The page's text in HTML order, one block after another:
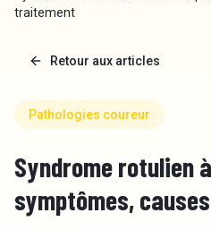
traitement
Retour aux articles
Pathologies coureur
Syndrome rotulien
symptômes,